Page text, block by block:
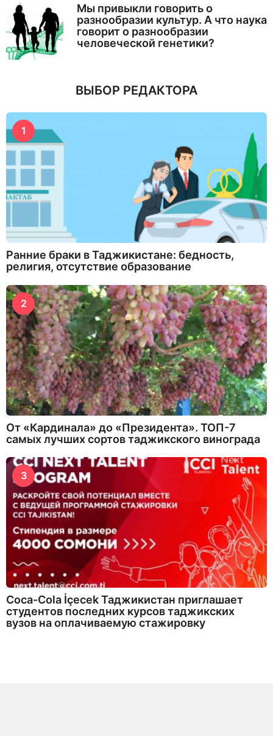
Мы привыкли говорить о
разнообразии культур. А что наука
говорит о разнообразии
человеческой генетики?
ВЫБОР РЕДАКТОРА
1
Ранние браки в Таджикистане: бедность,
религия, отсутствие образование
2
От «Кардинала» до «Президента». ТОП-7
самых лучших сортов таджикского винограда
3
Coca-Cola İçecek Таджикистан приглашает
студентов последних курсов таджикских
вузов на оплачиваемую стажировку